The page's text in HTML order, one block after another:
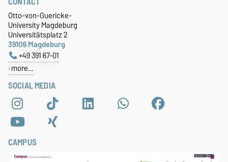
SOCIAL MEDIA
Otto-von-Guericke-
University Magdeburg
Universitätsplatz 2
39106 Magdeburg
+49 391 67-01
more…
CAMPUS